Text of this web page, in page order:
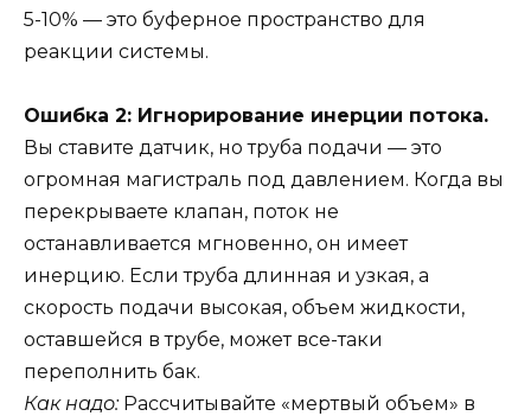
5-10% — это буферное пространство для
реакции системы.
Ошибка 2: Игнорирование инерции потока.
Вы ставите датчик, но труба подачи — это
огромная магистраль под давлением. Когда вы
перекрываете клапан, поток не
останавливается мгновенно, он имеет
инерцию. Если труба длинная и узкая, а
скорость подачи высокая, объем жидкости,
оставшейся в трубе, может все-таки
переполнить бак.
Как надо:Рассчитывайте «мертвый объем» в